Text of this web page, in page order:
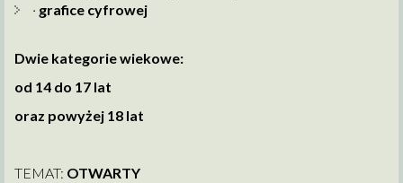
· grafice cyfrowej
Dwie kategorie wiekowe:
od 14 do 17 lat
oraz powyżej 18 lat
TEMAT: OTWARTY